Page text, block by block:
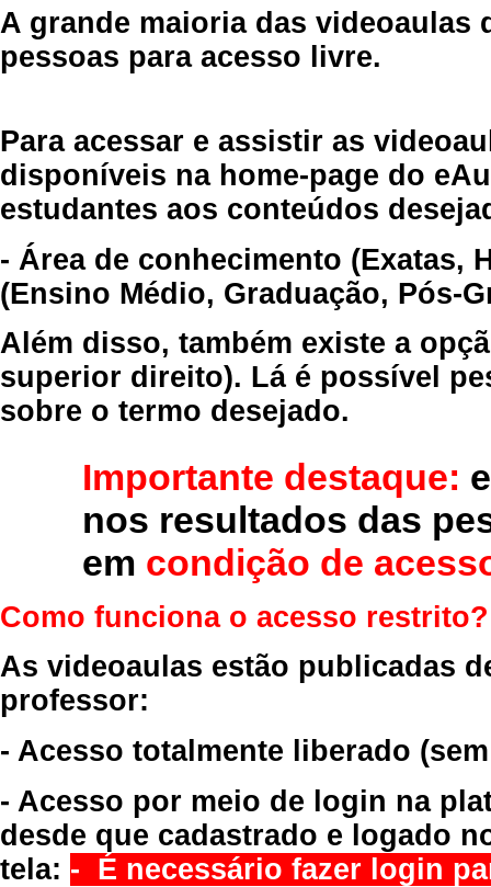
A grande maioria das videoaulas
pessoas para acesso livre.
Para acessar e assistir as
disponíveis na home-page do
estudantes aos conteúdos
- Área de conhecimento (Exatas,
(Ensino Médio, Graduação, Pós-
Além disso, também existe a
superior direito). Lá é possível
sobre o termo desejado.
Importante destaque:
nos resultados das
em condição de
Como funciona o acesso restrito?
As videoaulas estão publicadas
professor:
- Acesso totalmente liberado
- Acesso por meio de login na
desde que cadastrado e logado
tela: - É necessário fazer login